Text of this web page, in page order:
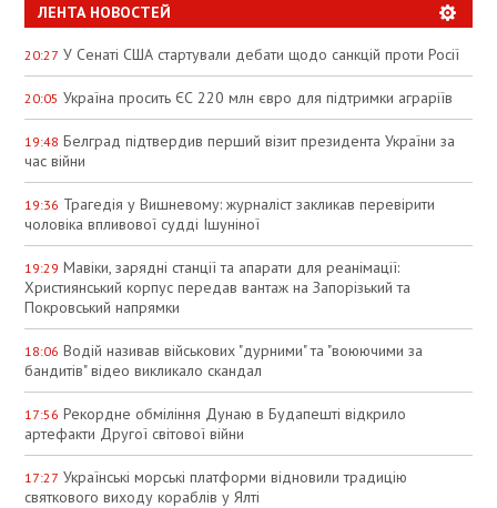
ЛЕНТА НОВОСТЕЙ
20:27 У Сенаті США стартували дебати щодо санкцій проти Росії
20:05 Україна просить ЄС 220 млн євро для підтримки аграріїв
19:48 Белград підтвердив перший візит президента України за
час війни
19:36 Трагедія у Вишневому: журналіст закликав перевірити
чоловіка впливової судді Ішуніної
19:29 Мавіки, зарядні станції та апарати для реанімації:
Християнський корпус передав вантаж на Запорізький та
Покровський напрямки
18:06 Водій називав військових "дурними" та "воюючими за
бандитів" відео викликало скандал
17:56 Рекордне обміління Дунаю в Будапешті відкрило
артефакти Другої світової війни
17:27 Українські морські платформи відновили традицію
святкового виходу кораблів у Ялті